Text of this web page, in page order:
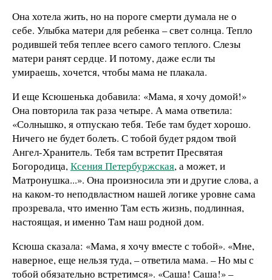
Она хотела жить, но на пороге смерти думала не о
себе. Улыбка матери для ребенка – свет солнца. Тепло
родившей тебя теплее всего самого теплого. Слезы
матери ранят сердце. И потому, даже если ты
умираешь, хочется, чтобы мама не плакала.
И еще Ксюшенька добавила: «Мама, я хочу домой!»
Она повторила так раза четыре. А мама ответила:
«Солнышко, я отпускаю тебя. Тебе там будет хорошо.
Ничего не будет болеть. С тобой будет рядом твой
Ангел-Хранитель. Тебя там встретит Пресвятая
Богородица,Ксения Петербуржская, а может, и
Матронушка...». Она произносила эти и другие слова, а
на каком-то неподвластном нашей логике уровне сама
прозревала, что именно Там есть жизнь, подлинная,
настоящая, и именно Там наш родной дом.
Ксюша сказала: «Мама, я хочу вместе с тобой». «Мне,
наверное, еще нельзя туда, – ответила мама. – Но мы с
тобой обязательно встретимся». «Саша! Саша!» –